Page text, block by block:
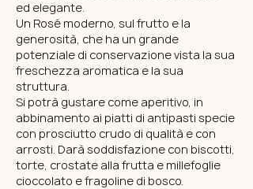
ed elegante.
Un Rosé moderno, sul frutto e la
generosità, che ha un grande
potenziale di conservazione vista la sua
freschezza aromatica e la sua
struttura.
Si potrà gustare come aperitivo, in
abbinamento ai piatti di antipasti specie
con prosciutto crudo di qualità e con
arrosti. Darà soddisfazione con biscotti,
torte, crostate alla frutta e millefoglie
cioccolato e fragoline di bosco.